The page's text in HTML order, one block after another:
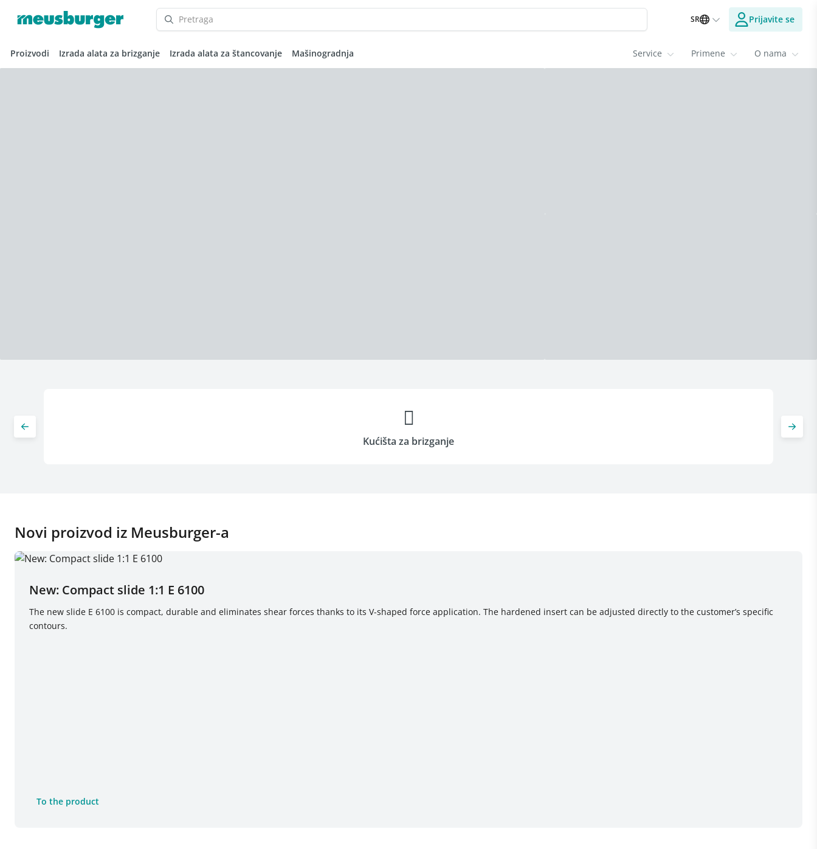
SR Prijavite se
Proizvodi Izrada alata za brizganje Izrada alata za štancovanje Mašinogradnja Service Primene O nama
Kućišta za brizganje
Novi proizvod iz Meusburger-a
New: Compact slide 1:1 E 6100
The new slide E 6100 is compact, durable and eliminates shear forces thanks to its V-shaped force application. The hardened insert can be adjusted directly to the customer’s specific
contours.
To the product